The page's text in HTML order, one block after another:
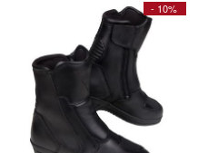
- 10%